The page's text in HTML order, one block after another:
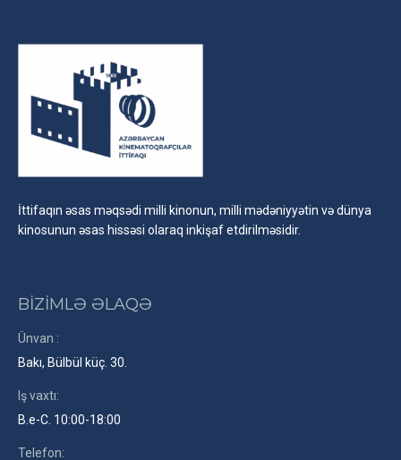
İttifaqın əsas məqsədi milli kinonun, milli mədəniyyətin və dünya
kinosunun əsas hissəsi olaraq inkişaf etdirilməsidir.
BİZİMLƏ ƏLAQƏ
Ünvan :
Bakı, Bülbül küç. 30.
Iş vaxtı:
B.e-C. 10:00-18:00
Telefon: